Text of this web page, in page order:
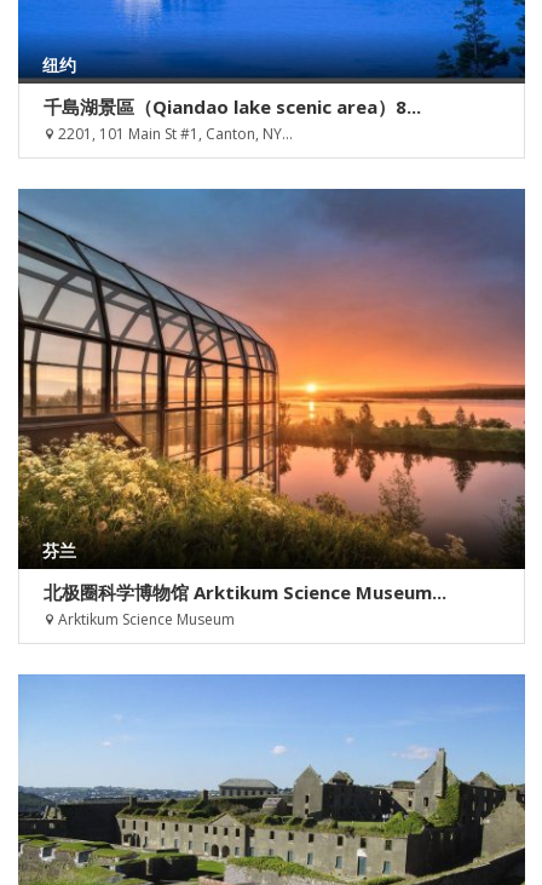
纽约
千島湖景區（Qiandao lake scenic area）8...
2201, 101 Main St #1, Canton, NY...
芬兰
北极圈科学博物馆 Arktikum Science Museum...
Arktikum Science Museum